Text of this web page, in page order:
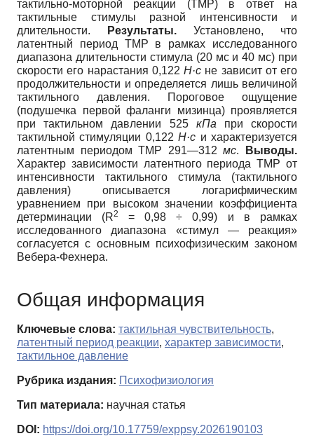
тактильно-моторной реакции (ТМР) в ответ на
тактильные стимулы разной интенсивности и
длительности.
Результаты. Установлено, что
латентный период ТМР в рамках исследованного
диапазона длительности стимула (20 мс и 40 мс) при
скорости его нарастания 0,122 Н·с не зависит от его
продолжительности и определяется лишь величиной
тактильного давления. Пороговое ощущение
(подушечка первой фаланги мизинца) проявляется
при тактильном давлении 525 кПа при скорости
тактильной стимуляции 0,122Н·с и характеризуется
латентным периодом ТМР 291—312мс.
Выводы.
Характер зависимости латентного периода ТМР от
интенсивности тактильного стимула (тактильного
давления) описывается логарифмическим
уравнением при высоком значении коэффициента
детерминации (R2 = 0,98 ÷ 0,99) и в рамках
исследованного диапазона «стимул — реакция»
согласуется с основным психофизическим законом
Вебера-Фехнера.
Общая информация
Ключевые слова: тактильная чувствительность,
латентный период реакции, характер зависимости,
тактильное давление
Рубрика издания: Психофизиология
Тип материала: научная статья
DOI: https://doi.org/10.17759/exppsy.2026190103